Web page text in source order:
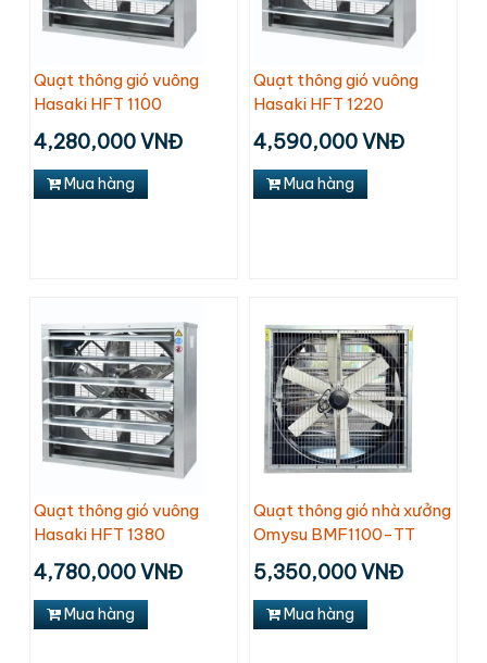
Quạt thông gió vuông
Hasaki HFT 1100
4,280,000 VNĐ
Mua hàng
Quạt thông gió vuông
Hasaki HFT 1220
4,590,000 VNĐ
Mua hàng
Quạt thông gió vuông
Hasaki HFT 1380
4,780,000 VNĐ
Mua hàng
Quạt thông gió nhà xưởng
Omysu BMF1100-TT
5,350,000 VNĐ
Mua hàng